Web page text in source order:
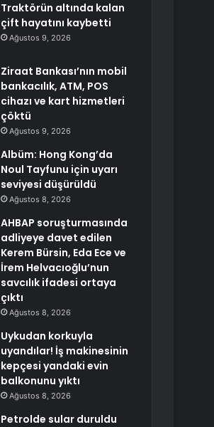
Traktörün altında kalan
çift hayatını kaybetti
Ağustos 9, 2026
Ziraat Bankası’nın mobil
bankacılık, ATM, POS
cihazı ve kart hizmetleri
çöktü
Ağustos 9, 2026
Albüm: Hong Kong’da
Noul Tayfunu için uyarı
seviyesi düşürüldü
Ağustos 8, 2026
AHBAP soruşturmasında
adliyeye davet edilen
Kerem Bürsin, Eda Ece ve
İrem Helvacıoğlu’nun
savcılık ifadesi ortaya
çıktı
Ağustos 8, 2026
Uykudan korkuyla
uyandılar! İş makinesinin
kepçesi yandaki evin
balkonunu yıktı
Ağustos 8, 2026
Petrolde sular duruldu